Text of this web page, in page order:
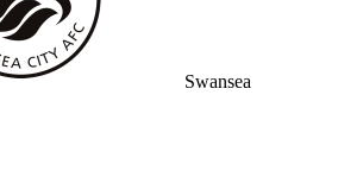
Swansea